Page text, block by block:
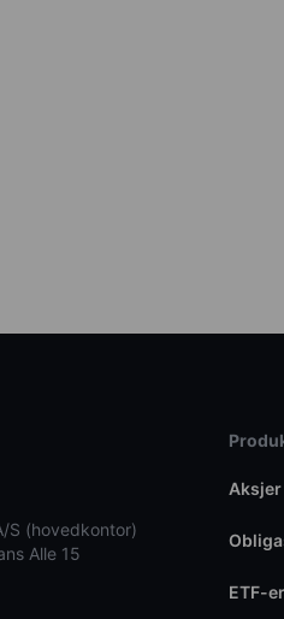
S (hovedkontor)
Alle 15
Aksjer
ETF-er